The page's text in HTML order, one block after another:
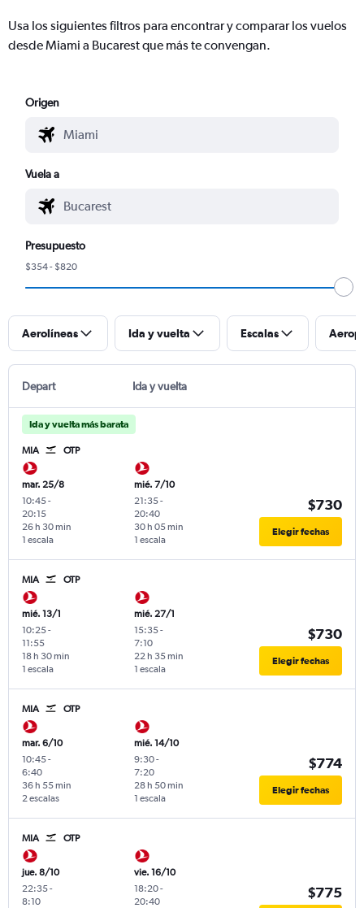
Usa los siguientes filtros para encontrar y comparar los vuelos
desde Miami a Bucarest que más te convengan.
Origen
Vuela a
Presupuesto
$354 - $820
Aerolíneas Ida y vuelta Escalas
Depart Ida y vuelta
Ida y vuelta más barata
MIA OTP
mar. 25/8
10:45-
20:15
1 escala
26 h 30 min
mié. 7/10
21:35-
20:40
1 escala
30 h 05 min
$730
Elegir fechas
MIA OTP
mié. 13/1
10:25-
11:55
1 escala
18 h 30 min
mié. 27/1
15:35-
7:10
1 escala
22 h 35 min
$730
Elegir fechas
MIA OTP
mar. 6/10
10:45-
6:40
2 escalas
36 h 55 min
mié. 14/10
9:30-
7:20
1 escala
28 h 50 min
$774
Elegir fechas
MIA OTP
jue. 8/10
22:35-
8:10
vie. 16/10
18:20-
20:40
$775